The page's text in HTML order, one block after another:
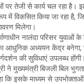
पर तेजी से कार्य चल रहा है।
विकसित किया जा रहा है,
मिलेगा।
नालंदा परिसर युवाओं के
का आधुनिक अध्ययन केंद्र
की सुविधाएं उपलब्ध होंगी।
ने मुख्यमंत्री बिजली बिल
कि इसके माध्यम से उपभोक्ताओं